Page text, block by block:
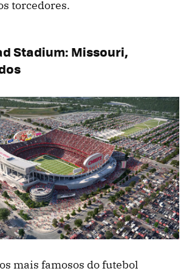
torcedores.
Stadium: Missouri,
mais famosos do futebol